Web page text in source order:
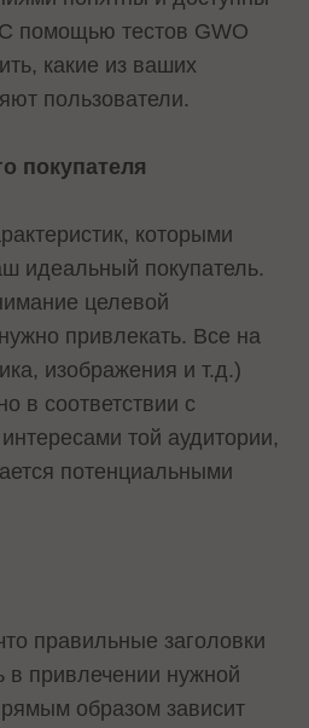
помощью тестов GWO
какие из ваших
пользователи.
покупателя
которыми
идеальный покупатель.
целевой
привлекать. Все на
изображения и т.д.)
в соответствии с
той аудитории,
потенциальными
правильные заголовки
привлечении нужной
образом зависит